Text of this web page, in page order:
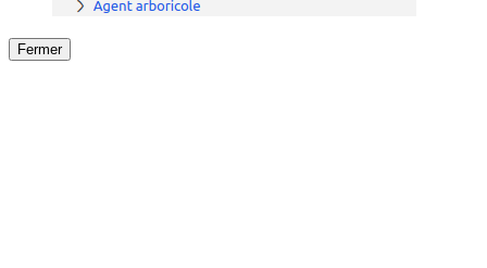
Fermer